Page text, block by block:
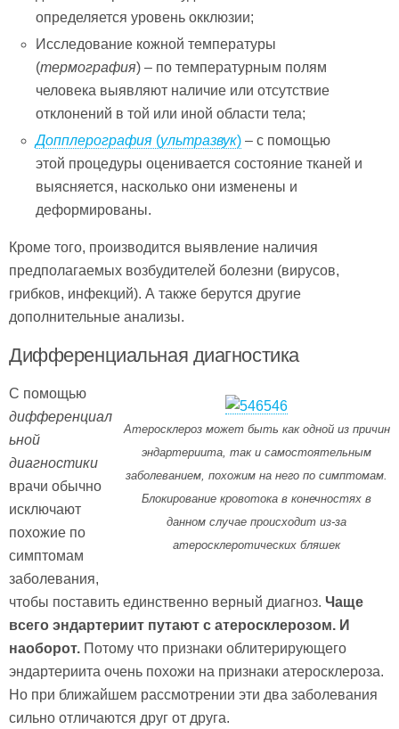
определяется уровень окклюзии;
Исследование кожной температуры
(термография) – по температурным полям
человека выявляют наличие или отсутствие
отклонений в той или иной области тела;
Допплерография (ультразвук) – с помощью
этой процедуры оценивается состояние тканей и
выясняется, насколько они изменены и
деформированы.
Кроме того, производится выявление наличия
предполагаемых возбудителей болезни (вирусов,
грибков, инфекций). А также берутся другие
дополнительные анализы.
Дифференциальная диагностика
Атеросклероз может быть как одной из причин
эндартериита, так и самостоятельным
заболеванием, похожим на него по симптомам.
Блокирование кровотока в конечностях в
данном случае происходит из-за
атеросклеротических бляшек
С помощью
дифференциал
ьной
диагностики
врачи обычно
исключают
похожие по
симптомам
заболевания,
чтобы поставить единственно верный диагноз. Чаще
всего эндартериит путают с атеросклерозом. И
наоборот. Потому что признаки облитерирующего
эндартериита очень похожи на признаки атеросклероза.
Но при ближайшем рассмотрении эти два заболевания
сильно отличаются друг от друга.